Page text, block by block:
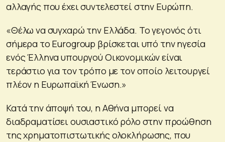
αλλαγής που έχει συντελεστεί στην Ευρώπη.
«Θέλω να συγχαρώ την Ελλάδα. Το γεγονός ότι
σήμερα το Eurogroup βρίσκεται υπό την ηγεσία
ενός Έλληνα υπουργού Οικονομικών είναι
τεράστιο για τον τρόπο με τον οποίο λειτουργεί
πλέον η Ευρωπαϊκή Ένωση.»
Κατά την άποψή του, η Αθήνα μπορεί να
διαδραματίσει ουσιαστικό ρόλο στην προώθηση
της χρηματοπιστωτικής ολοκλήρωσης, που